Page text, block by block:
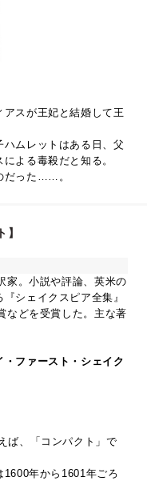
スが王妃と結婚して王
ムレットはある日、父
よる毒殺だと知る。
だった……。
家。小説や評論、英米の
シェイクスピア全集』
などを受賞した。主な著
ファースト・シェイク
ば、「コンパクト」で
1600年から1601年ごろ